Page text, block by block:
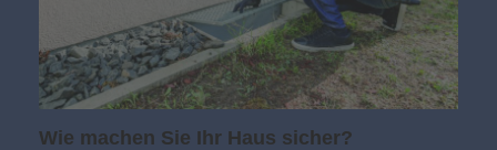
Wie machen Sie Ihr Haus sicher?